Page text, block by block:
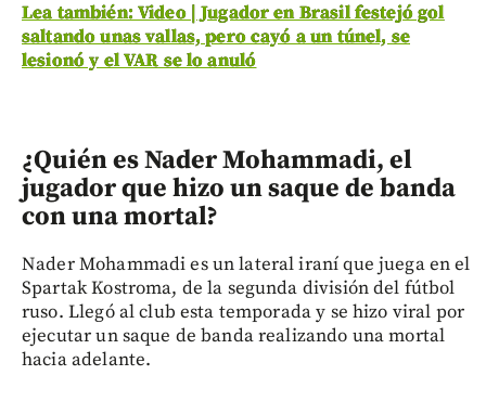
Lea también: Video | Jugador en Brasil festejó gol
saltando unas vallas, pero cayó a un túnel, se
lesionó y el VAR se lo anuló
¿Quién es Nader Mohammadi, el
jugador que hizo un saque de banda
con una mortal?
Nader Mohammadi es un lateral iraní que juega en el
Spartak Kostroma, de la segunda división del fútbol
ruso. Llegó al club esta temporada y se hizo viral por
ejecutar un saque de banda realizando una mortal
hacia adelante.